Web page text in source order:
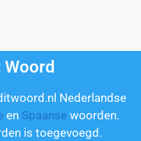
Nederlandse
en Spaanse woorden.
is toegevoegd.